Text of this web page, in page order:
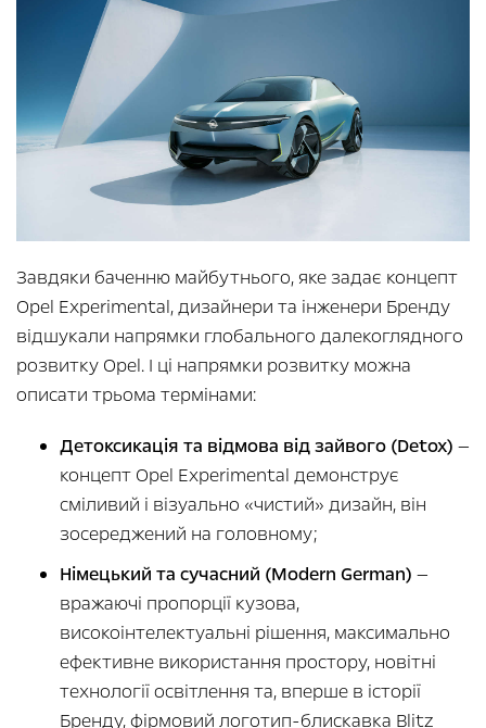
Завдяки баченню майбутнього, яке задає концепт
Opel Experimental, дизайнери та інженери Бренду
відшукали напрямки глобального далекоглядного
розвитку Opel. І ці напрямки розвитку можна
описати трьома термінами:
Детоксикація та відмова від зайвого (Detox) —
концепт Opel Experimental демонструє
сміливий і візуально «чистий» дизайн, він
зосереджений на головному;
Німецький та сучасний (Modern German) —
вражаючі пропорції кузова,
високоінтелектуальні рішення, максимально
ефективне використання простору, новітні
технології освітлення та, вперше в історії
Бренду, фірмовий логотип-блискавка Blitz